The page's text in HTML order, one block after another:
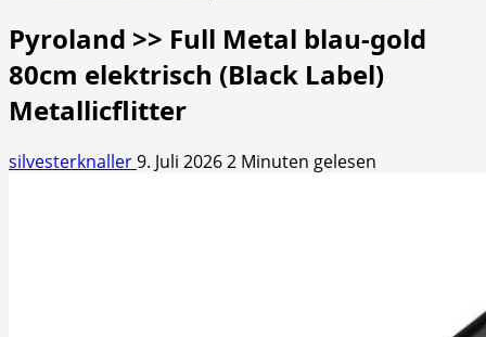
Pyroland >> Full Metal blau-gold
80cm elektrisch (Black Label)
Metallicflitter
silvesterknaller9. Juli 20262 Minuten gelesen